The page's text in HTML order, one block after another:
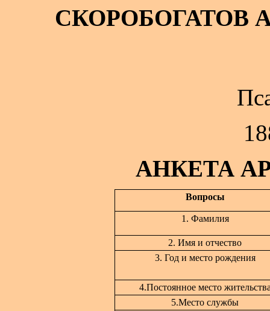
СКОРОБОГАТОВ
АНКЕТА
Вопросы
1. Фамилия
2. Имя и отчество
3. Год и место рождения
4.Постоянное место
5.Место службы